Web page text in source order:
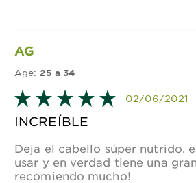
AG
Age: 25 a 34
- 02/06/2021
INCREÍBLE
Deja el cabello súper nutrido,
usar y en verdad tiene una
recomiendo mucho!